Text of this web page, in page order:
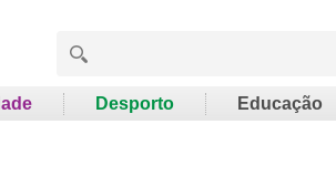
Desporto Educação